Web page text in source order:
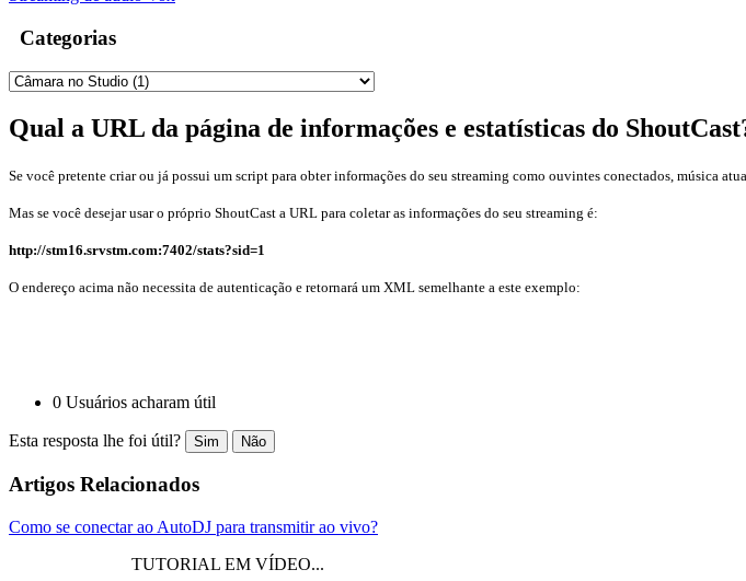
Categorias
Qual a URL da página de informações e estatísticas do
Se você pretente criar ou já possui um script para obter informações do seu streaming como ouvintes conectados, música
Mas se você desejar usar o próprio ShoutCast a URL para coletar as informações do seu streaming é:
http://stm16.srvstm.com:7402/stats?sid=1
O endereço acima não necessita de autenticação e retornará um XML semelhante a este exemplo:
0 Usuários acharam útil
Esta resposta lhe foi útil? Sim Não
Artigos Relacionados
Como se conectar ao AutoDJ para transmitir ao vivo?
TUTORIAL EM VÍDEO...